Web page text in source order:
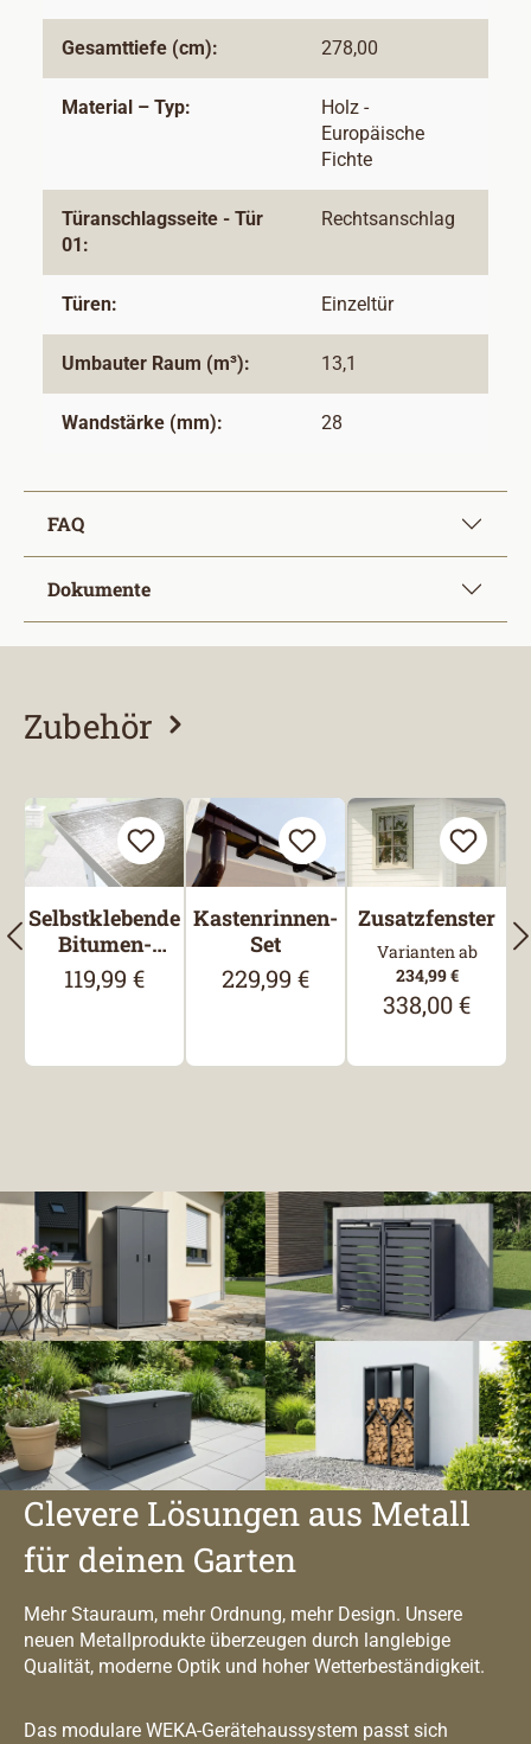
Gesamttiefe (cm): 278,00
Material – Typ:
Holz -
Europäische
Fichte
Türanschlagsseite - Tür
01:
Rechtsanschlag
Türen: Einzeltür
Umbauter Raum (m³): 13,1
Wandstärke (mm): 28
FAQ
Dokumente
Zubehör
Selbstklebende
Bitumen-
Dachbahn
Regulärer Preis:
119,99 €
Kastenrinnen-
Set
Regulärer Preis:
229,99 €
Zusatzfenster
Varianten ab
234,99 €
Regulärer
338,00 €
Clevere Lösungen aus Metall
für deinen Garten
Mehr Stauraum, mehr Ordnung, mehr Design. Unsere
neuen Metallprodukte überzeugen durch langlebige
Qualität, moderne Optik und hoher Wetterbeständigkeit.
Das modulare WEKA-Gerätehaussystem passt sich